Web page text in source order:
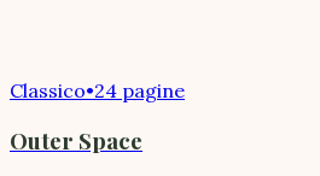
Classico•24 pagine
Outer Space